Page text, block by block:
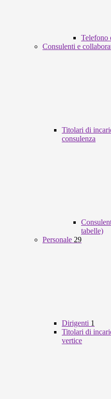
Telefono
Consulenti e
Titolari di
consulenza
tabelle)
Personale 29
Dirigenti 1
Titolari di
vertice